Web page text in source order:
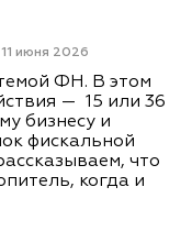
11 июня 2026
ФН. В этом
— 15 или 36
бизнесу и
фискальной
что
когда и